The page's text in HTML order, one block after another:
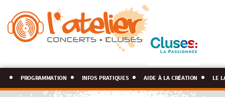
programmation infos pratiques aide à la création le